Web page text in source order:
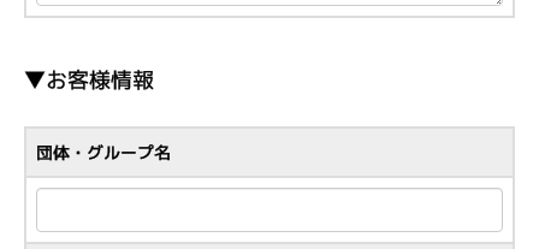
▼お客様情報
団体・グループ名